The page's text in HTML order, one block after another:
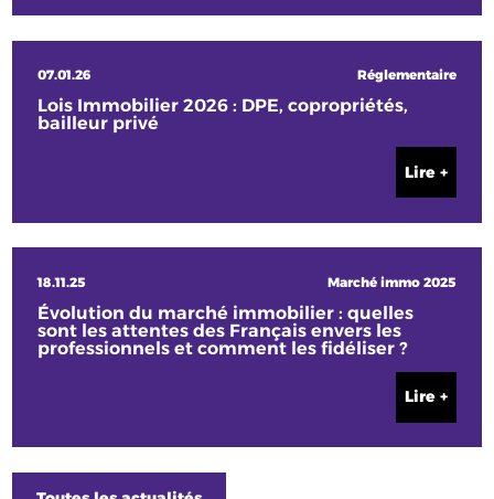
07.01.26 Réglementaire
Lois Immobilier 2026 : DPE, copropriétés,
bailleur privé
Lire +
18.11.25 Marché immo 2025
Évolution du marché immobilier : quelles
sont les attentes des Français envers les
professionnels et comment les fidéliser ?
Lire +